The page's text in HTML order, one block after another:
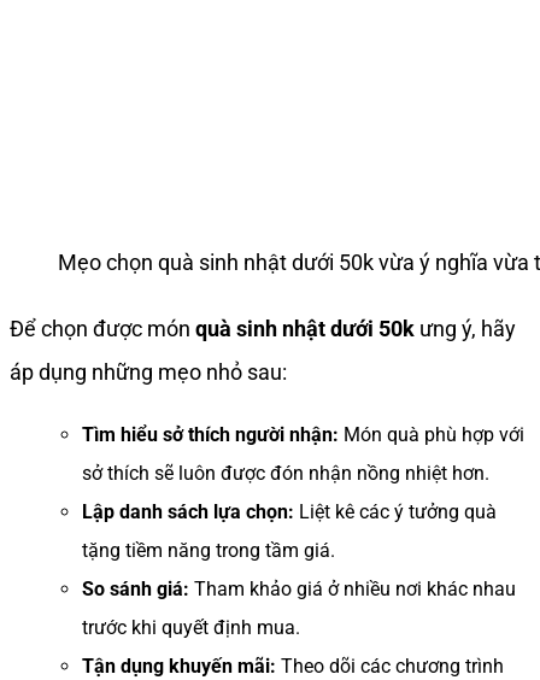
Mẹo chọn quà sinh nhật dưới 50k vừa ý nghĩa vừa
Để chọn được món quà sinh nhật dưới 50k ưng ý, hãy
áp dụng những mẹo nhỏ sau:
Tìm hiểu sở thích người nhận: Món quà phù hợp với
sở thích sẽ luôn được đón nhận nồng nhiệt hơn.
Lập danh sách lựa chọn: Liệt kê các ý tưởng quà
tặng tiềm năng trong tầm giá.
So sánh giá: Tham khảo giá ở nhiều nơi khác nhau
trước khi quyết định mua.
Tận dụng khuyến mãi: Theo dõi các chương trình